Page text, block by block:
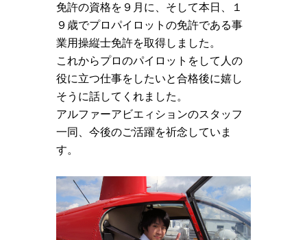
免許の資格を９月に、そして本日、１
９歳でプロパイロットの免許である事
業用操縦士免許を取得しました。
これからプロのパイロットをして人の
役に立つ仕事をしたいと合格後に嬉し
そうに話してくれました。
アルファーアビエィションのスタッフ
一同、今後のご活躍を祈念していま
す。